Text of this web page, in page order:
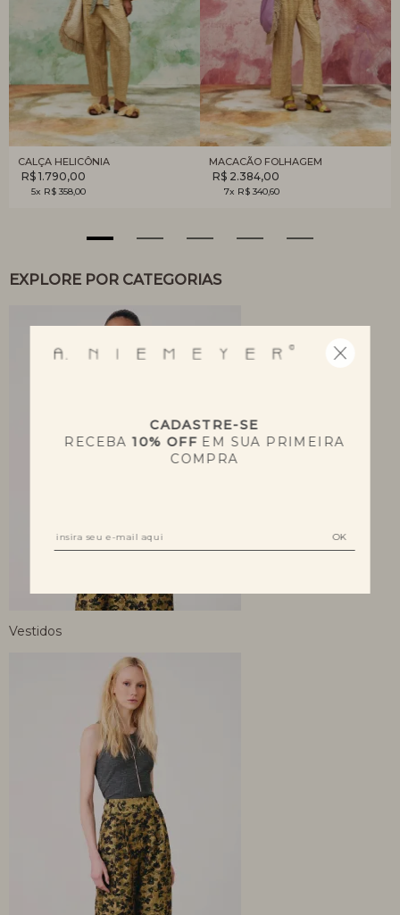
CALÇA HELICÔNIA
R$ 1.790,00
5x R$ 358,00
MACACÃO FOLHAGEM
R$ 2.384,00
7x R$ 340,60
EXPLORE POR CATEGORIAS
Vestidos
CADASTRE-SE
RECEBA10% OFFEM SUA PRIMEIRA
COMPRA